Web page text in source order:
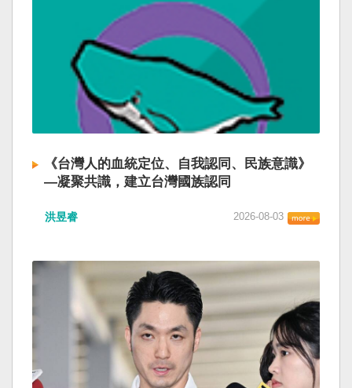
《台灣人的血統定位、自我認同、民族意識》
—凝聚共識，建立台灣國族認同
洪昱睿 2026-08-03